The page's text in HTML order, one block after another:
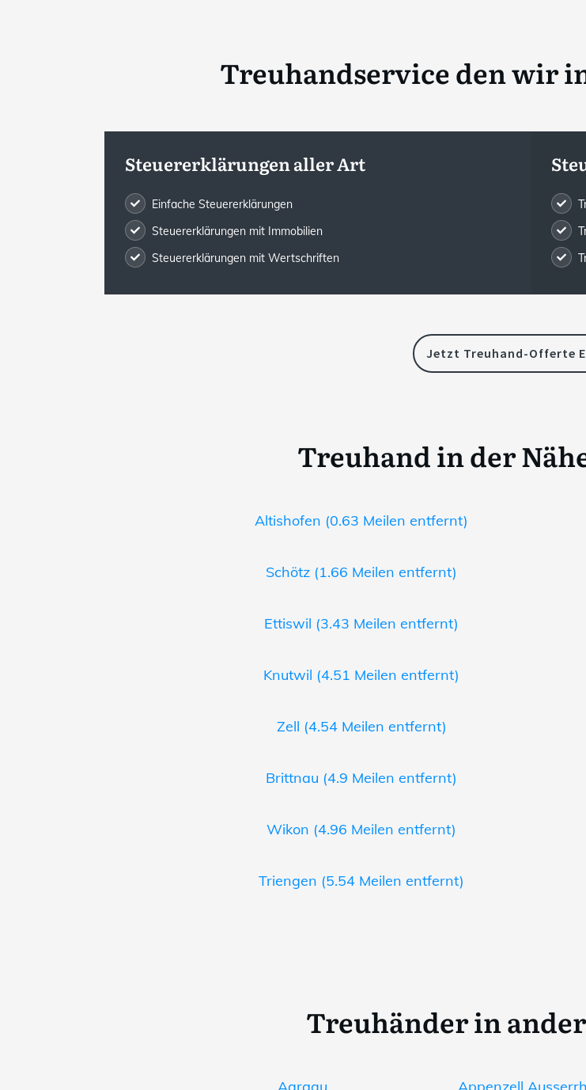
Treuhandservice den wir
Steuererklärungen aller Art
Einfache Steuererklärungen
Steuererklärungen mit Immobilien
Steuererklärungen mit Wertschriften
Jetzt Treuhand-Offerte
Treuhand in der
Altishofen (0.63 Meilen entfernt)
Schötz (1.66 Meilen entfernt)
Ettiswil (3.43 Meilen entfernt)
Knutwil (4.51 Meilen entfernt)
Zell (4.54 Meilen entfernt)
Brittnau (4.9 Meilen entfernt)
Wikon (4.96 Meilen entfernt)
Triengen (5.54 Meilen entfernt)
Treuhänder in